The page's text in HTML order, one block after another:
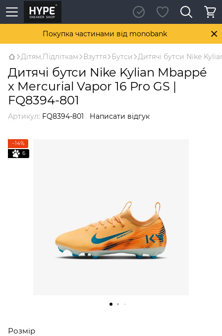
Покупка частинами від monobank
Дітям,Підліткам Взуття Бутси Дитячі бутси Nike
Дитячі бутси Nike Kylian Mbappé
x Mercurial Vapor 16 Pro GS |
FQ8394-801
Артикул: FQ8394-801 Написати відгук
−14%
6
Розмір